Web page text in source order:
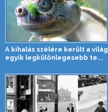
A kihalás szélére került a világ
egyik legkülönlegesebb te...